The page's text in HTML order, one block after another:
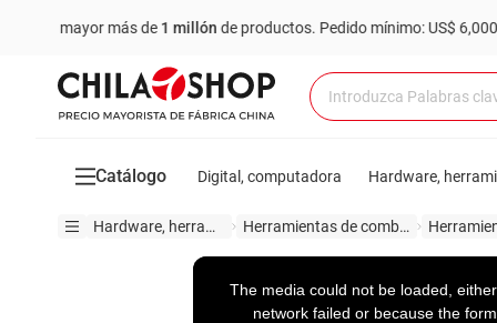
más de1 millónde productos.Pedido mínimo: US$ 6,000
Catálogo Digital, computadora Hardware,
Hardware, herramientas Herramientas de combinación
This
The media could not be loaded,
network failed or because the